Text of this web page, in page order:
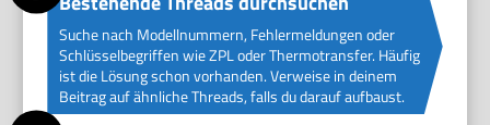
Suche nach Modellnummern, Fehlermeldungen oder
Schlüsselbegriffen wie ZPL oder Thermotransfer. Häufig
ist die Lösung schon vorhanden. Verweise in deinem
Beitrag auf ähnliche Threads, falls du darauf aufbaust.